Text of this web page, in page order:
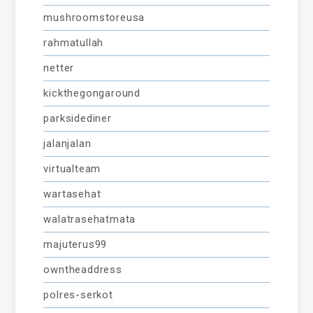
mushroomstoreusa
rahmatullah
netter
kickthegongaround
parksidediner
jalanjalan
virtualteam
wartasehat
walatrasehatmata
majuterus99
owntheaddress
polres-serkot